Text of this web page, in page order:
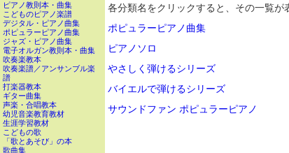
ピアノ教則本・曲集
こどものピアノ楽譜
デジタル・ピアノ曲集
ポピュラーピアノ曲集
ジャズ・ピアノ曲集
電子オルガン教則本・曲集
吹奏楽教本
吹奏楽譜／アンサンブル楽
譜
打楽器教本
ギター曲集
声楽・合唱教本
幼児音楽教育教材
生涯学習教材
こどもの歌
「歌とあそび」の本
歌曲集
各分類名をクリックすると、その一覧が
ポピュラーピアノ曲集
ピアノソロ
やさしく弾けるシリーズ
バイエルで弾けるシリーズ
サウンドファン ポピュラーピアノ